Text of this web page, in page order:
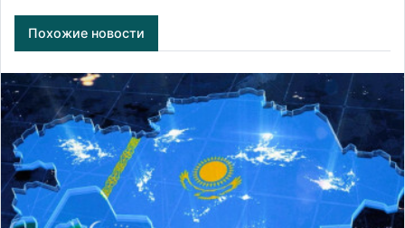
Похожие новости